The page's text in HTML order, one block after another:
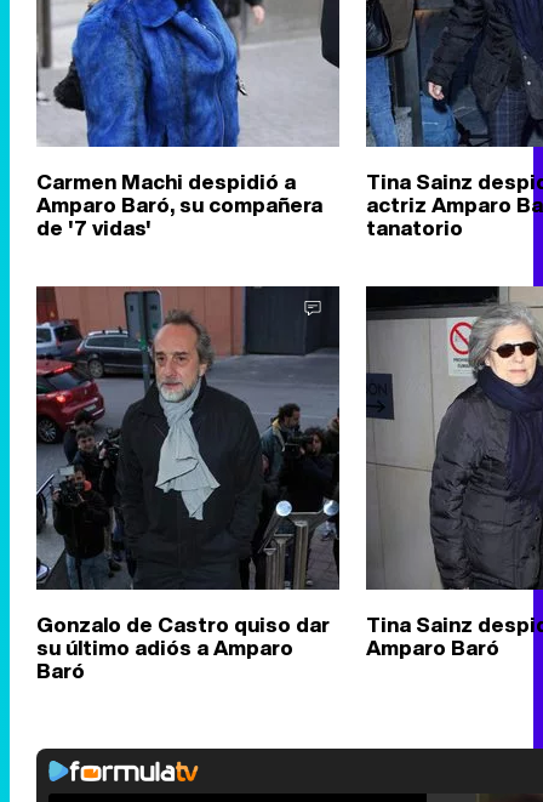
Carmen Machi despidió a
Amparo Baró, su compañera
de '7 vidas'
Tina Sainz
actriz Amparo
tanatorio
Gonzalo de Castro quiso dar
su último adiós a Amparo
Baró
Tina Sainz
Amparo Baró